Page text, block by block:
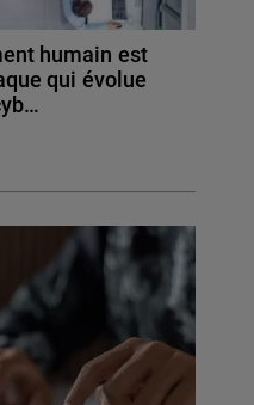
humain est
qui évolue